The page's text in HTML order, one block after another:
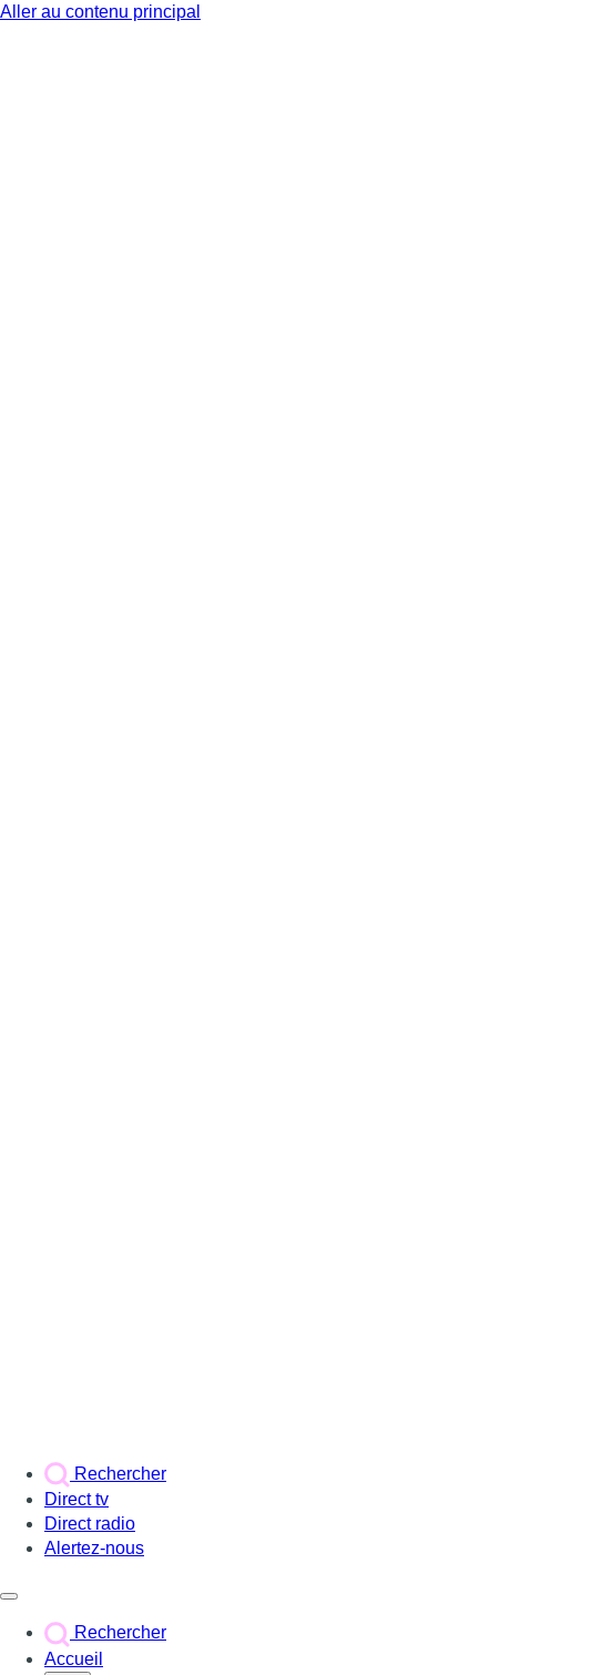
Aller au contenu principal
Rechercher
Direct tv
Direct radio
Alertez-nous
Rechercher
Accueil